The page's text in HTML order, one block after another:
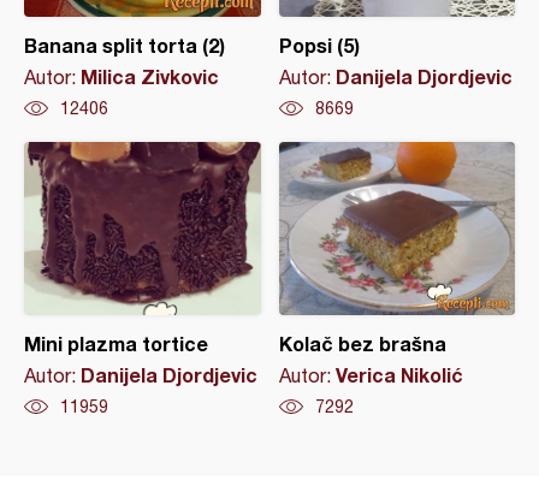
Banana split torta (2)
Autor: Milica Zivkovic
12406
Popsi (5)
Autor: Danijela Djordjevic
8669
Mini plazma tortice
Autor: Danijela Djordjevic
11959
Kolač bez brašna
Autor: Verica Nikolić
7292